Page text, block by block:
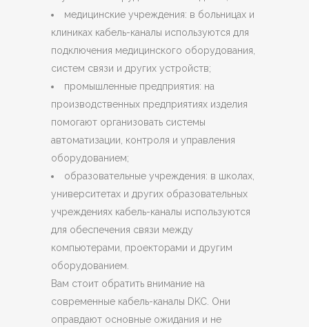
медицинские учреждения: в больницах и
клиниках кабель-каналы используются для
подключения медицинского оборудования,
систем связи и других устройств;
промышленные предприятия: на
производственных предприятиях изделия
помогают организовать системы
автоматизации, контроля и управления
оборудованием;
образовательные учреждения: в школах,
университетах и других образовательных
учреждениях кабель-каналы используются
для обеспечения связи между
компьютерами, проекторами и другим
оборудованием.
Вам стоит обратить внимание на
современные кабель-каналы DKC. Они
оправдают основные ожидания и не